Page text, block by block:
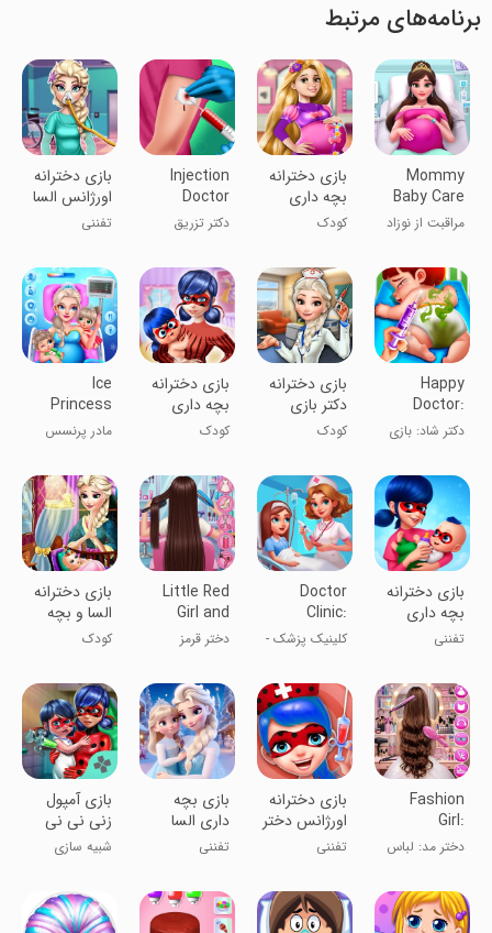
برنامه‌های مرتبط
Mommy
Baby Care
Nursery
مراقبت از نوزاد
‏بازی دخترانه
بچه داری
گیسو کمند
کودک
Injection
Doctor
Games
دکتر تزریق
بازی دخترانه
اورژانس السا
تفننی
Happy
Doctor:
Clinic Game
دکتر شاد: بازی
بازی دخترانه
دکتر بازی
السا
کودک
‏بازی دخترانه
بچه داری
دختر
کفشدوزکی
کودک
Ice
Princess
Mommy
Baby Twins
مادر پرنسس
بچه
‏بازی دخترانه
بچه داری
دختر
تفننی
Doctor
Clinic:
Hospital
Games
کلینیک پزشک -
بیمارستان
Little Red
Girl and
Wolfy
دختر قرمز
بازی دخترانه
السا و بچه
داری
کودک
Fashion
Girl:
Dressup &
Hair
دختر مد: لباس
بازی دخترانه
اورژانس دختر
کفشدوزکی
تفننی
بازی بچه
داری السا
تفننی
بازی آمپول
زنی نی نی
دختر
کفشدوزکی
شبیه سازی